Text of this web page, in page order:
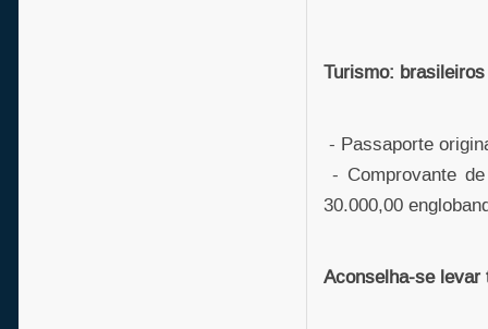
Turismo:
- Passaporte
- Comprovante
30.000,00
Aconselha-se levar